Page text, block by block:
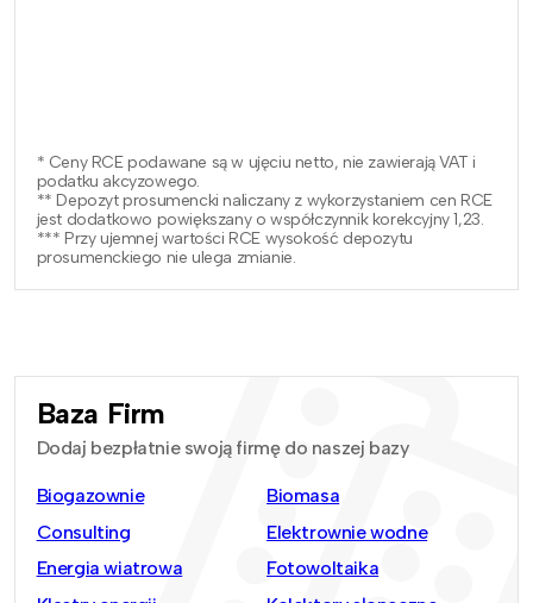
* Ceny RCE podawane są w ujęciu netto, nie zawierają VAT i
podatku akcyzowego.
** Depozyt prosumencki naliczany z wykorzystaniem cen RCE
jest dodatkowo powiększany o współczynnik korekcyjny 1,23.
*** Przy ujemnej wartości RCE wysokość depozytu
prosumenckiego nie ulega zmianie.
Baza Firm
Dodaj bezpłatnie swoją firmę do naszej bazy
Biogazownie
Biomasa
Consulting
Elektrownie wodne
Energia wiatrowa
Fotowoltaika